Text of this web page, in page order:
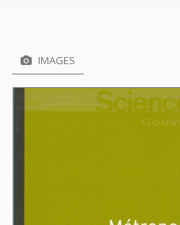
IMAGES